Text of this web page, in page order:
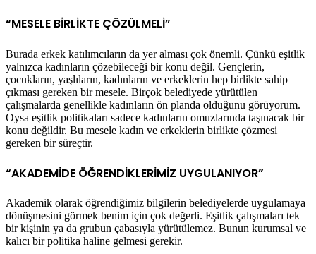
“MESELE BİRLİKTE ÇÖZÜLMELİ”
Burada erkek katılımcıların da yer alması çok önemli. Çünkü eşitlik
yalnızca kadınların çözebileceği bir konu değil. Gençlerin,
çocukların, yaşlıların, kadınların ve erkeklerin hep birlikte sahip
çıkması gereken bir mesele. Birçok belediyede yürütülen
çalışmalarda genellikle kadınların ön planda olduğunu görüyorum.
Oysa eşitlik politikaları sadece kadınların omuzlarında taşınacak bir
konu değildir. Bu mesele kadın ve erkeklerin birlikte çözmesi
gereken bir süreçtir.
“AKADEMİDE ÖĞRENDİKLERİMİZ UYGULANIYOR”
Akademik olarak öğrendiğimiz bilgilerin belediyelerde uygulamaya
dönüşmesini görmek benim için çok değerli. Eşitlik çalışmaları tek
bir kişinin ya da grubun çabasıyla yürütülemez. Bunun kurumsal ve
kalıcı bir politika haline gelmesi gerekir.